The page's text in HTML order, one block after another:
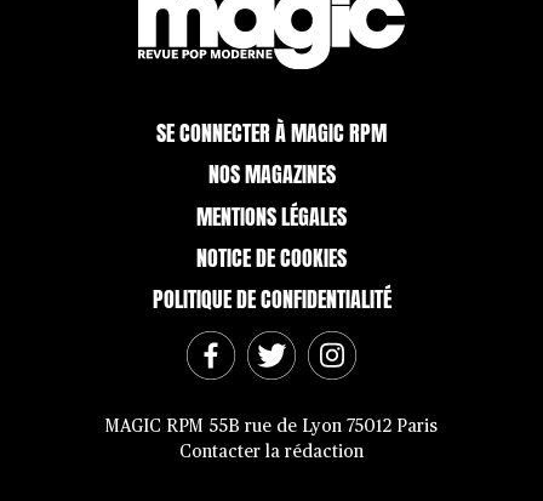
SE CONNECTER À MAGIC RPM
NOS MAGAZINES
MENTIONS LÉGALES
NOTICE DE COOKIES
POLITIQUE DE CONFIDENTIALITÉ
MAGIC RPM 55B rue de Lyon 75012 Paris
Contacter la rédaction